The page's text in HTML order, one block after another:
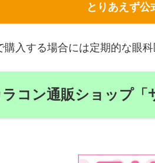
とりあえず公
入する場合には定期的な眼
コン通販ショップ「